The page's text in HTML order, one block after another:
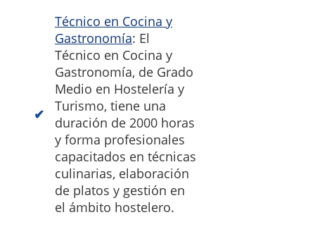
Técnico en Cocina y
Gastronomía: El
Técnico en Cocina y
Gastronomía, de Grado
Medio en Hostelería y
Turismo, tiene una
duración de 2000 horas
y forma profesionales
capacitados en técnicas
culinarias, elaboración
de platos y gestión en
el ámbito hostelero.